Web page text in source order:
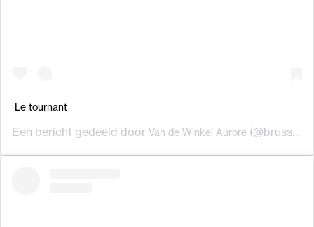
Le tournant
Een bericht gedeeld door Van de Winkel Aurore (@brusselsurbanlegends) op